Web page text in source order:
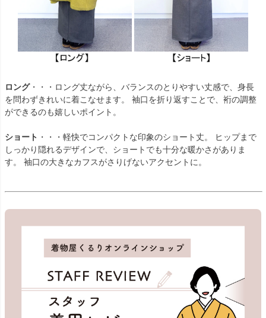
ロング・・・ロング丈ながら、バランスのとりやすい丈感で、身長
を問わずきれいに着こなせます。 袖口を折り返すことで、裄の調整
ができるのも嬉しいポイント。
ショート ・・・軽快でコンパクトな印象のショート丈。 ヒップまで
しっかり隠れるデザインで、ショートでも十分な暖かさがありま
す。 袖口の大きなカフスがさりげないアクセントに。